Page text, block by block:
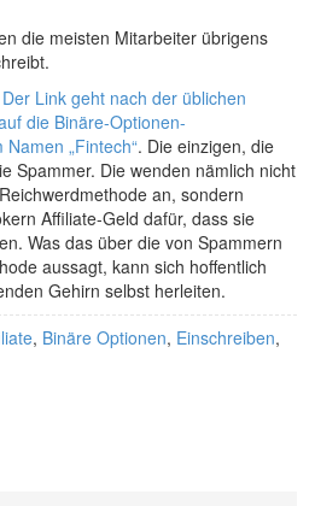
die meisten Mitarbeiter übrigens
Der Link geht nach der üblichen
die Binäre-Optionen-
„Fintech“. Die einzigen, die
Spammer. Die wenden nämlich nicht
an, sondern
Affiliate-Geld dafür, dass sie
Was das über die von Spammern
aussagt, kann sich hoffentlich
Gehirn selbst herleiten.
, Binäre Optionen, Einschreiben,